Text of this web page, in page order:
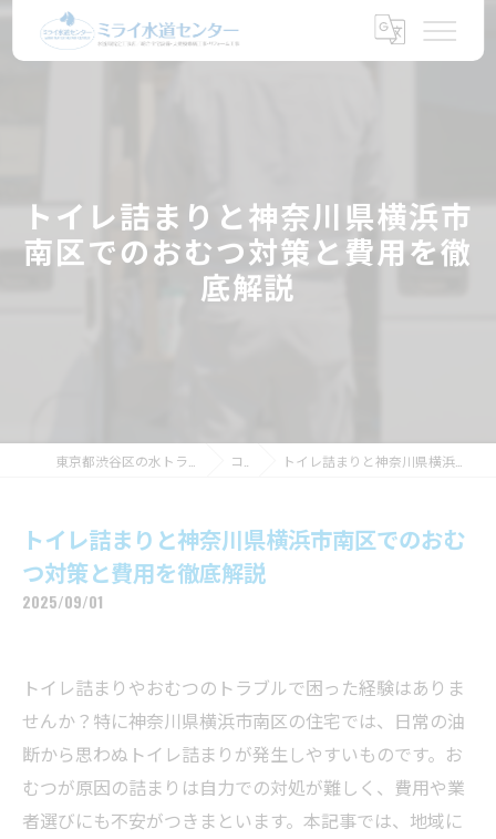
トイレ詰まりと神奈川県横浜市
南区でのおむつ対策と費用を徹
底解説
コラム トイレ詰まりと神奈川県横浜市南区でのおむつ対策と費用を徹底解説
トイレ詰まりと神奈川県横浜市南区でのおむ
つ対策と費用を徹底解説
2025/09/01
トイレ詰まりやおむつのトラブルで困った経験はありま
せんか？特に神奈川県横浜市南区の住宅では、日常の油
断から思わぬトイレ詰まりが発生しやすいものです。お
むつが原因の詰まりは自力での対処が難しく、費用や業
者選びにも不安がつきまといます。本記事では、地域に